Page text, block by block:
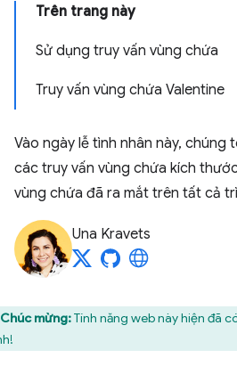
Trên trang này
Sử dụng truy vấn vùng chứa
Truy vấn vùng chứa Valentine
Vào ngày lễ tình nhân này, chúng
các truy vấn vùng chứa kích
vùng chứa đã ra mắt trên tất cả
Una Kravets
Chúc mừng:Tính năng web này hiện đã